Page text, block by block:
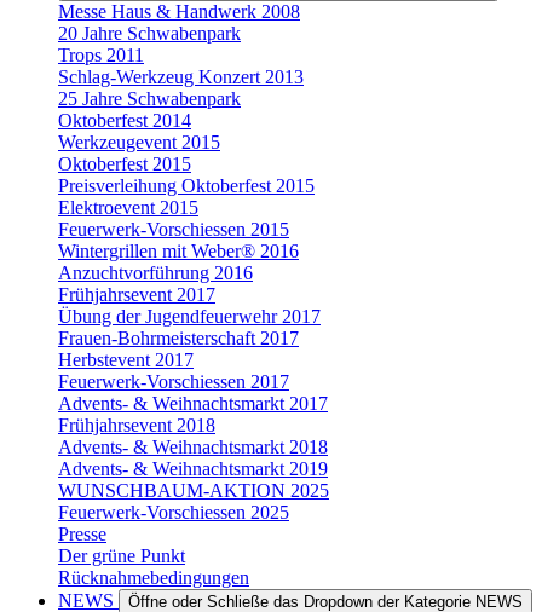
Messe Haus & Handwerk 2008
20 Jahre Schwabenpark
Trops 2011
Schlag-Werkzeug Konzert 2013
25 Jahre Schwabenpark
Oktoberfest 2014
Werkzeugevent 2015
Oktoberfest 2015
Preisverleihung Oktoberfest 2015
Elektroevent 2015
Feuerwerk-Vorschiessen 2015
Wintergrillen mit Weber® 2016
Anzuchtvorführung 2016
Frühjahrsevent 2017
Übung der Jugendfeuerwehr 2017
Frauen-Bohrmeisterschaft 2017
Herbstevent 2017
Feuerwerk-Vorschiessen 2017
Advents- & Weihnachtsmarkt 2017
Frühjahrsevent 2018
Advents- & Weihnachtsmarkt 2018
Advents- & Weihnachtsmarkt 2019
WUNSCHBAUM-AKTION 2025
Feuerwerk-Vorschiessen 2025
Presse
Der grüne Punkt
Rücknahmebedingungen
NEWS
Öffne oder Schließe das Dropdown der Kategorie NEWS